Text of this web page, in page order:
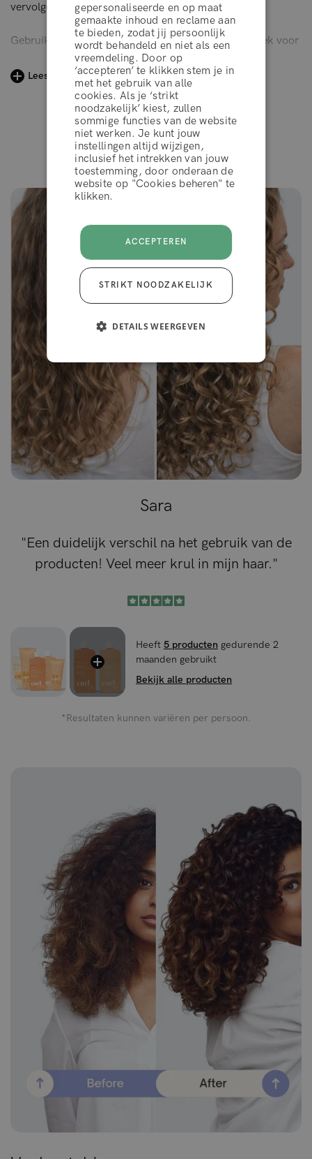
vervolgens Curl Crush™ Conditioner.
Gebruik het Curl Crush™ Hair Mask eenmaal per week voor
het beste resultaat.
Lees meer
Resultaten van klanten
Sara
"Een duidelijk verschil na het gebruik van de
producten! Veel meer krul in mijn haar."
Heeft 5 producten gedurende 2
maanden gebruikt
Bekijk alle producten
*Resultaten kunnen variëren per persoon.
algemene voorwaarden
WEIGEREN
ACCEPTEER
gepersonaliseerde en op maat
gemaakte inhoud en reclame aan
te bieden, zodat jij persoonlijk
wordt behandeld en niet als een
vreemdeling. Door op
‘accepteren’ te klikken stem je in
met het gebruik van alle
cookies. Als je ‘strikt
noodzakelijk’ kiest, zullen
sommige functies van de website
niet werken. Je kunt jouw
instellingen altijd wijzigen,
inclusief het intrekken van jouw
toestemming, door onderaan de
website op "Cookies beheren" te
klikken.
ACCEPTEREN
STRIKT NOODZAKELIJK
DETAILS WEERGEVEN